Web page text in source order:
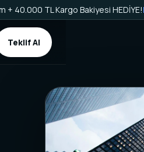
+ 40.000 TL Kargo Bakiyesi HEDİYE!
Teklif Al